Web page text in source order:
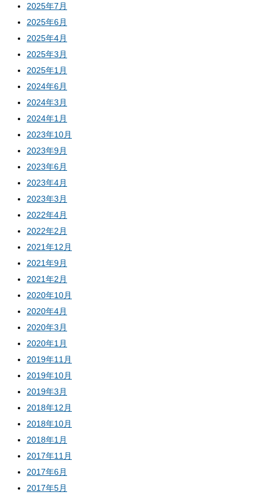
2025年7月
2025年6月
2025年4月
2025年3月
2025年1月
2024年6月
2024年3月
2024年1月
2023年10月
2023年9月
2023年6月
2023年4月
2023年3月
2022年4月
2022年2月
2021年12月
2021年9月
2021年2月
2020年10月
2020年4月
2020年3月
2020年1月
2019年11月
2019年10月
2019年3月
2018年12月
2018年10月
2018年1月
2017年11月
2017年6月
2017年5月